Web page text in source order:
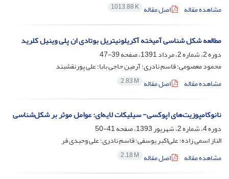
مشاهده مقاله
اصل مقاله 1013.88 K
مطالعه شکل شناسی آمیخته آکریلونیتریل بوتادی ان پلی وینیل کلرید
دوره 2، شماره 2، مرداد 1391، صفحه
39-47
محمود معصومی؛ قاسم نادری؛ آرمین حاجی بابا؛ علی پورنقشبند
مشاهده مقاله
اصل مقاله 2.83 M
نانوکامپوزیت‌های اپوکسی- سیلیکات لایه‌ای: عوامل موثر بر شکل‌شناسی
دوره 4، شماره 2، شهریور 1393، صفحه
41-50
الناز اسمی زاده؛ علی‌اکبر یوسفی؛ قاسم نادری؛ علی وحیدی فر
مشاهده مقاله
اصل مقاله 2.18 M